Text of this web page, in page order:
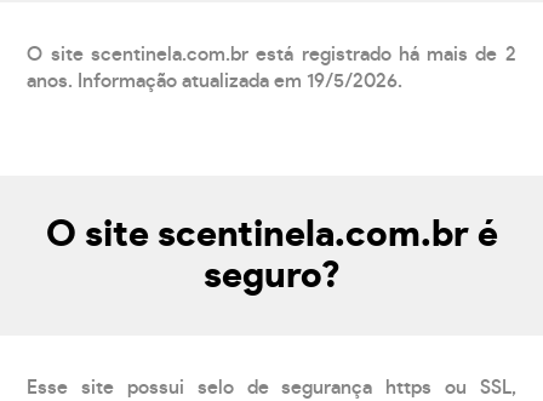
O site scentinela.com.br está registrado há mais de 2
anos. Informação atualizada em 19/5/2026.
O site scentinela.com.br é
seguro?
Esse site possui selo de segurança https ou SSL,